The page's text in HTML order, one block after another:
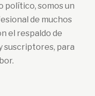
político, somos un
de muchos
el respaldo de
suscriptores, para